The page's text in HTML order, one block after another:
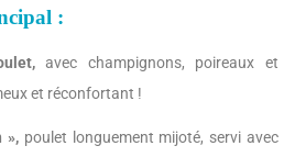
:
avec champignons, poireaux et
et réconfortant !
», poulet longuement mijoté, servi avec